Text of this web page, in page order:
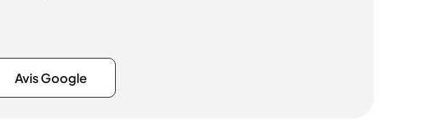
Avis Google